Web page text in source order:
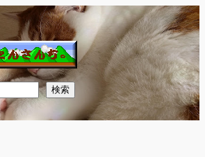
検索